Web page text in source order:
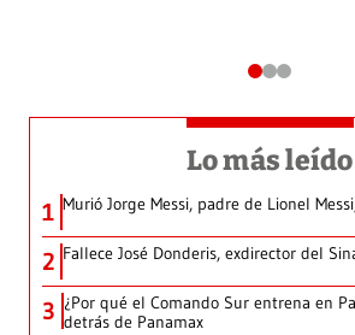
Lo más leído
1 Murió Jorge Messi, padre de Lionel
2 Fallece José Donderis, exdirector del
3 ¿Por qué el Comando Sur entrena en
detrás de Panamax